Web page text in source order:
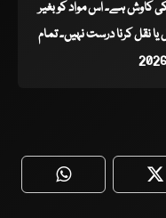
کی کاوش ہے۔ اس مواد کو بغیر
نقل کرنا درست نہیں۔ تمام
WhatsApp